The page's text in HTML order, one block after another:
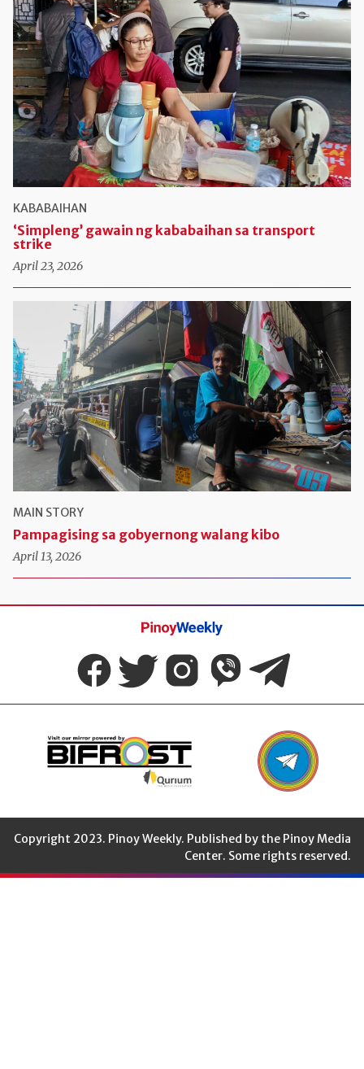
KABABAIHAN
‘Simpleng’ gawain ng kababaihan sa transport
strike
April 23, 2026
MAIN STORY
Pampagising sa gobyernong walang kibo
April 13, 2026
Pinoy
Weekly
Copyright 2023. Pinoy Weekly. Published by the Pinoy Media
Center. Some rights reserved.